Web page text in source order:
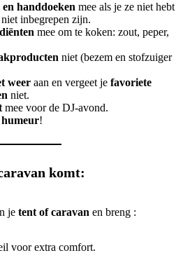
en handdoeken mee als je ze niet hebt
inbegrepen zijn.
mee om te koken: zout, peper,
niet (bezem en stofzuiger
weer aan en vergeet je favoriete
niet.
mee voor de DJ-avond.
humeur!
komt:
je tent of caravan en breng :
voor extra comfort.